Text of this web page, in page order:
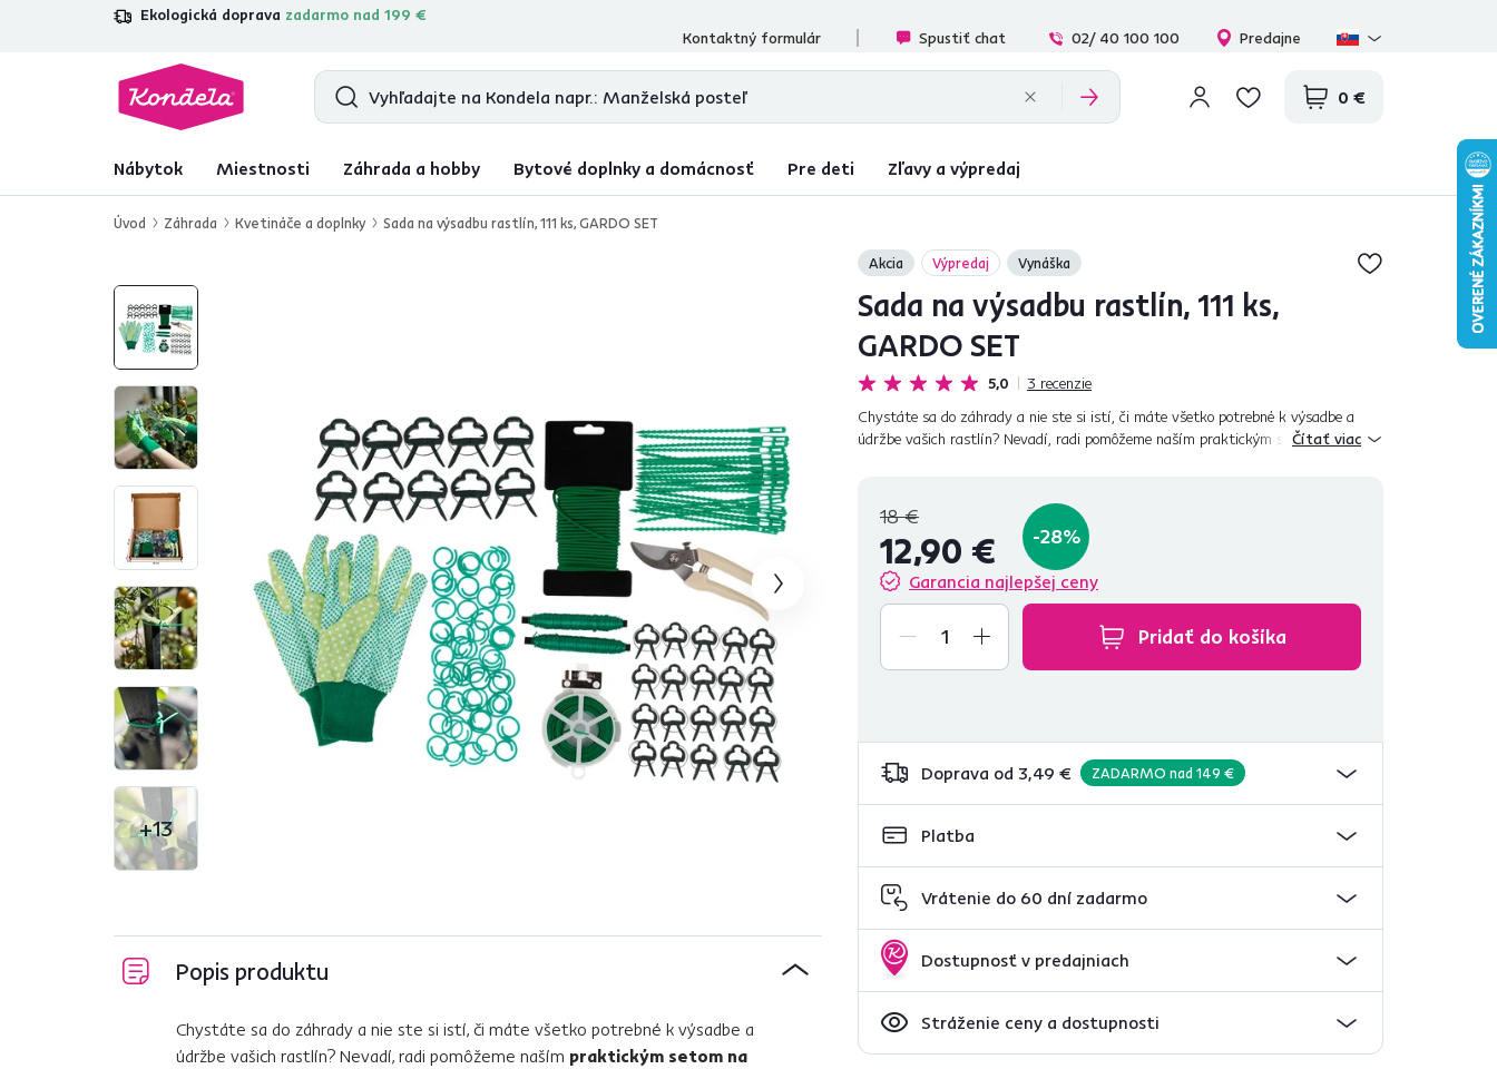
Ekologická doprava zadarmo nad 199 €
4,7 31 285overených produktových recenzií
Kontaktný formulár
Spustiť chat 02/ 40 100 100 Predajne
0 €
Nábytok Miestnosti Záhrada a hobby Bytové doplnky a domácnosť Pre deti Zľavy a výpredaj
Úvod Záhrada Kvetináče a doplnky Sada na výsadbu rastlín, 111 ks, GARDO SET
+13
Akcia Výpredaj Vynáška
Sada na výsadbu rastlín, 111 ks,
GARDO SET
5,0 3 recenzie
Chystáte sa do záhrady a nie ste si istí, či máte všetko potrebné k výsadbe a
údržbe vašich rastlín? Nevadí, radi pomôžeme naším praktickým setom na
Čítať viac
18 €
12,90 € -28%
Garancia najlepšej ceny
Pridať do košíka
Doprava od 3,49 € ZADARMO nad 149 €
Platba
Vrátenie do 60 dní zadarmo
Dostupnosť v predajniach
Stráženie ceny a dostupnosti
Popis produktu
Chystáte sa do záhrady a nie ste si istí, či máte všetko potrebné k výsadbe a
údržbe vašich rastlín? Nevadí, radi pomôžeme naším praktickým setom na